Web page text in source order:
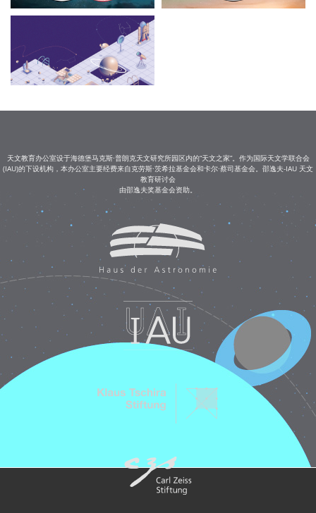
天文教育办公室设于海德堡马克斯·普朗克天文研究所园区内的“天文之家”。作为国际天文学联合会
(IAU)的下设机构，本办公室主要经费来自克劳斯·茨希拉基金会和卡尔·蔡司基金会。邵逸夫-IAU 天文
教育研讨会
由邵逸夫奖基金会资助。